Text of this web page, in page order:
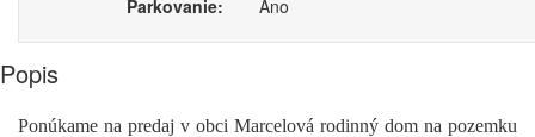
Parkovanie:
Áno
Popis
Ponúkame na predaj v obci Marcelová rodinný dom na pozemku